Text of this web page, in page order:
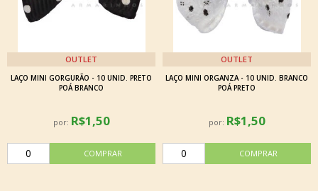
OUTLET
LAÇO MINI GORGURÃO - 10 UNID. PRETO
POÁ BRANCO
por: R$1,50
OUTLET
LAÇO MINI ORGANZA - 10 UNID. BRANCO
POÁ PRETO
por: R$1,50